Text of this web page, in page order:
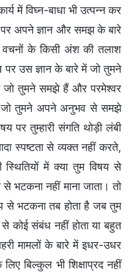
में विघ्न-बाधा भी उत्पन्न कर
अपने ज्ञान और समझ के बारे
के किसी अंश की तलाश
पर उस ज्ञान के बारे में जो तुमने
जो तुमने समझे हैं और परमेश्वर
जो तुमने अपने अनुभव से समझे
पर तुम्हारी संगति थोड़ी लंबी
स्पष्टता से व्यक्त नहीं करते,
में क्या तुम विषय से
भटकना नहीं माना जाता। तो
से भटकना तब होता है जब तुम
कोई संबंध नहीं होता या बहुत
मामलों के बारे में इधर-उधर
बिल्कुल भी शिक्षाप्रद नहीं